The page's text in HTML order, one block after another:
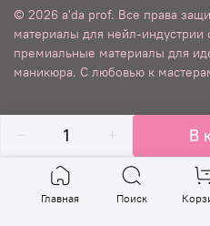
В
© 2026 a'da prof. Все права
материалы для нейл-индустрии
премиальные материалы для
маникюра. С любовью к
Главная Поиск
Verification: 8ca7ec987016558b